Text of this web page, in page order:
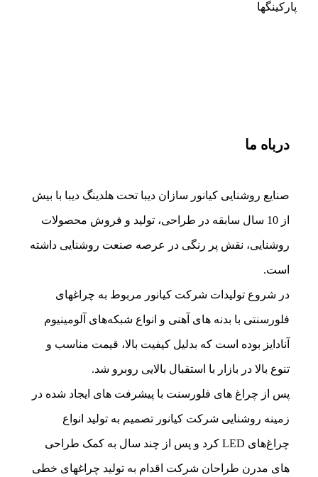
پارکینگها
درباه ما
صنایع روشنایی کیانور سازان دیبا تحت هلدینگ دیبا با بیش
از 10 سال سابقه در طراحی، تولید و فروش محصولات
روشنایی، نقش پر رنگی در عرصه صنعت روشنایی داشته
است.
در شروع تولیدات شرکت کیانور مربوط به چراغهای
فلورسنتی با بدنه های آهنی و انواع شبکه‌های آلومینیوم
آنادایز بوده است که بدلیل کیفیت بالا، قیمت مناسب و
تنوع بالا در بازار با استقبال بالایی روبرو شد.
پس از چراغ های فلورسنت با پیشرفت های ایجاد شده در
زمینه روشنایی شرکت کیانور تصمیم به تولید انواع
چراغ‌های LED کرد و پس از چند سال به کمک طراحی
های مدرن طراحان شرکت اقدام به تولید چراغهای خطی